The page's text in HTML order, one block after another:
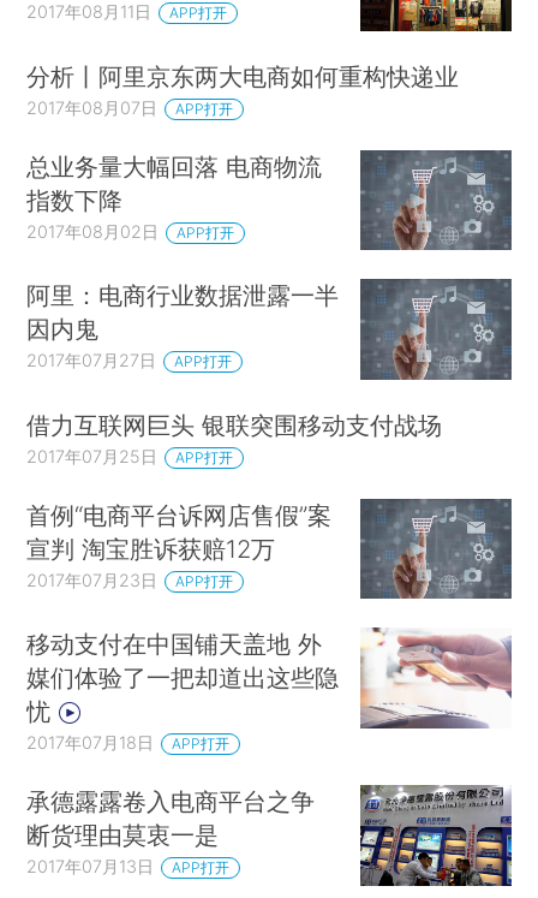
2017年08月11日 APP打开
分析丨阿里京东两大电商如何重构快递业
2017年08月07日 APP打开
总业务量大幅回落 电商物流
指数下降
2017年08月02日 APP打开
阿里：电商行业数据泄露一半
因内鬼
2017年07月27日 APP打开
借力互联网巨头 银联突围移动支付战场
2017年07月25日 APP打开
首例“电商平台诉网店售假”案
宣判 淘宝胜诉获赔12万
2017年07月23日 APP打开
移动支付在中国铺天盖地 外
媒们体验了一把却道出这些隐
忧
2017年07月18日 APP打开
承德露露卷入电商平台之争
断货理由莫衷一是
2017年07月13日 APP打开